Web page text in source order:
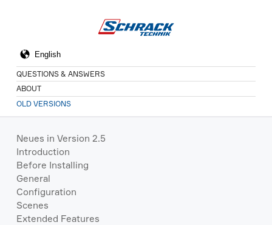
QUESTIONS & ANSWERS
ABOUT
OLD VERSIONS
Neues in Version 2.5
Introduction
Before Installing
General
Configuration
Scenes
Extended Features